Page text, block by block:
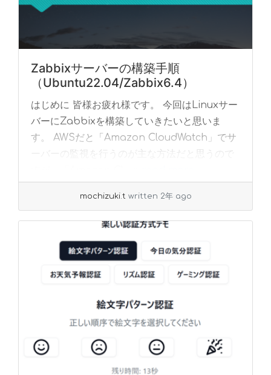
Zabbixサーバーの構築手順
（Ubuntu22.04/Zabbix6.4）
はじめに 皆様お疲れ様です。 今回はLinuxサー
バーにZabbixを構築していきたいと思いま
す。 AWSだと「Amazon CloudWatch」でサ
ーバーの監視を行うのが主な方法だと思うので
mochizuki.t written 2年 ago